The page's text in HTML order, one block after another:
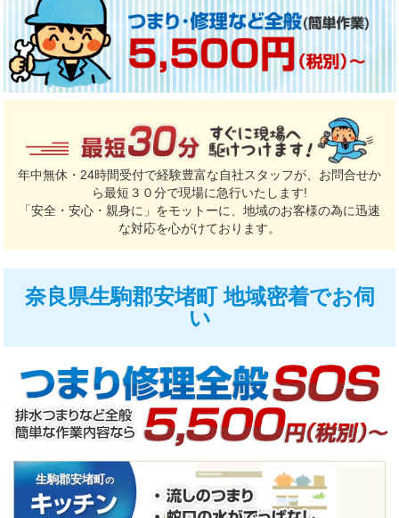
年中無休・24時間受付で経験豊富な自社スタッフが、お問合せか
ら最短３０分で現場に急行いたします!
「安全・安心・親身に」をモットーに、地域のお客様の為に迅速
な対応を心がけております。
奈良県生駒郡安堵町 地域密着でお伺
い
生駒郡安堵町の